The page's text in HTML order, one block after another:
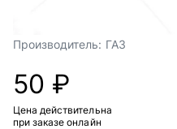
Производитель: ГАЗ
50 ₽
Цена действительна
при заказе онлайн